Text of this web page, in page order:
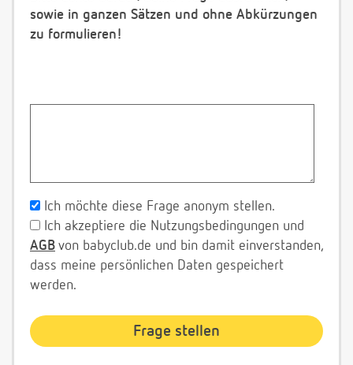
sowie in ganzen Sätzen und ohne Abkürzungen
zu formulieren!
Ich möchte diese Frage anonym stellen.
Ich akzeptiere die Nutzungsbedingungen und
AGB von babyclub.de und bin damit einverstanden,
dass meine persönlichen Daten gespeichert
werden.